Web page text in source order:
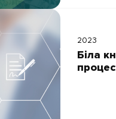
2023
Біла